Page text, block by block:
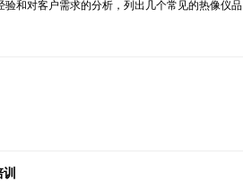
和对客户需求的分析，列出几个常见的热像仪品